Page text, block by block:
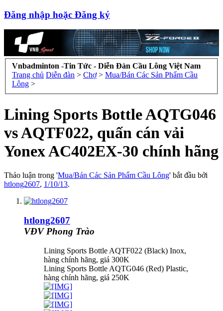
Đăng nhập hoặc Đăng ký
Vnbadminton -Tin Tức - Diễn Đàn Cầu Lông Việt Nam
Trang chủ Diễn đàn > Chợ > Mua/Bán Các Sản Phẩm Cầu
Lông >
Lining Sports Bottle AQTG046
vs AQTF022, quấn cán vải
Yonex AC402EX-30 chính hãng
Thảo luận trong 'Mua/Bán Các Sản Phẩm Cầu Lông' bắt đầu bởi
htlong2607, 1/10/13.
htlong2607
VĐV Phong Trào
Lining Sports Bottle AQTF022 (Black) Inox,
hàng chính hãng, giá 300K
Lining Sports Bottle AQTG046 (Red) Plastic,
hàng chính hãng, giá 250K